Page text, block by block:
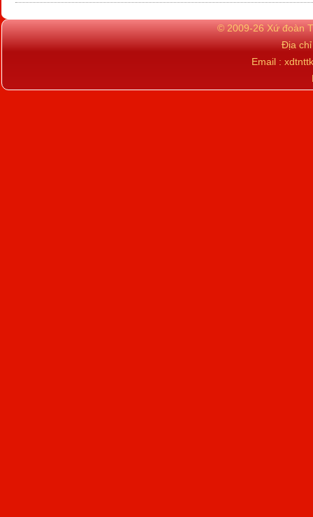
© 2009-26 Xứ đoàn
Địa
Email :